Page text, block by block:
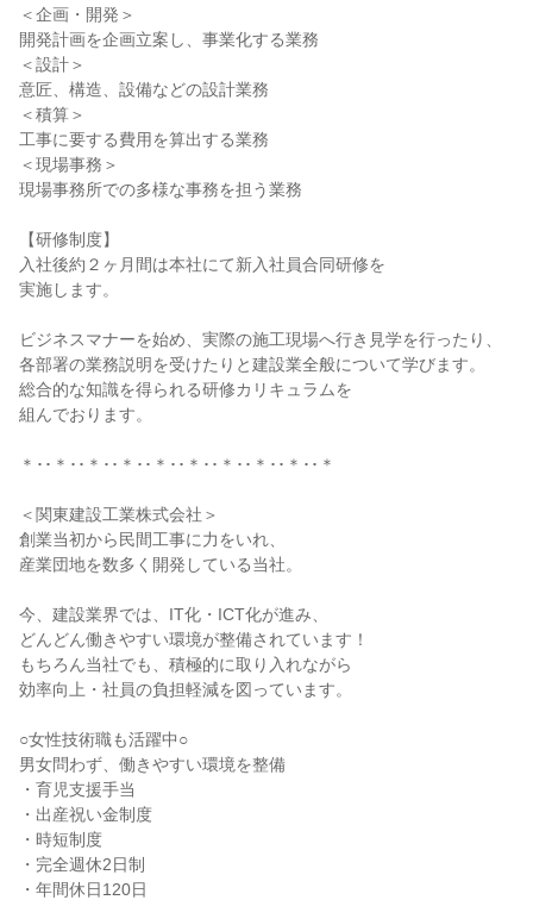
＜企画・開発＞
開発計画を企画立案し、事業化する業務
＜設計＞
意匠、構造、設備などの設計業務
＜積算＞
工事に要する費用を算出する業務
＜現場事務＞
現場事務所での多様な事務を担う業務
【研修制度】
入社後約２ヶ月間は本社にて新入社員合同研修を
実施します。
ビジネスマナーを始め、実際の施工現場へ行き見学を行ったり、
各部署の業務説明を受けたりと建設業全般について学びます。
総合的な知識を得られる研修カリキュラムを
組んでおります。
＊･･＊･･＊･･＊･･＊･･＊･･＊･･＊･･＊･･＊
＜関東建設工業株式会社＞
創業当初から民間工事に力をいれ、
産業団地を数多く開発している当社。
今、建設業界では、IT化・ICT化が進み、
どんどん働きやすい環境が整備されています！
もちろん当社でも、積極的に取り入れながら
効率向上・社員の負担軽減を図っています。
○女性技術職も活躍中○
男女問わず、働きやすい環境を整備
・育児支援手当
・出産祝い金制度
・時短制度
・完全週休2日制
・年間休日120日